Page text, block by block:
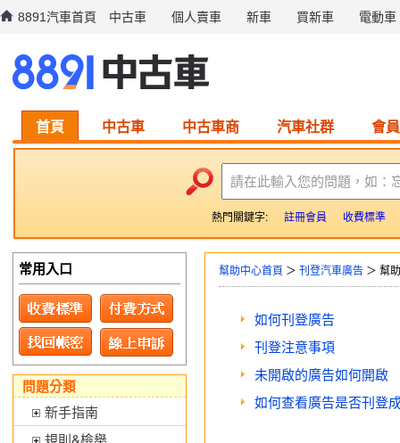
8891汽車首頁 中古車 個人賣車 新車 買新車 電動車
首頁 中古車 中古車商 汽車社群 會
請在此輸入您的問題，如：
熱門關鍵字: 註冊會員 收費標準
幫助中心首頁 ＞ 刊登汽車廣告 ＞ 幫
如何刊登廣告
刊登注意事項
未開啟的廣告如何開啟
如何查看廣告是否刊登
常用入口
問題分類
新手指南
規則&檢舉